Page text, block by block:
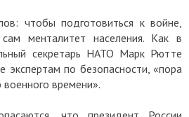
чтобы подготовиться к войне,
менталитет населения. Как в
секретарь НАТО Марк Рютте
экспертам по безопасности, «пора
времени».